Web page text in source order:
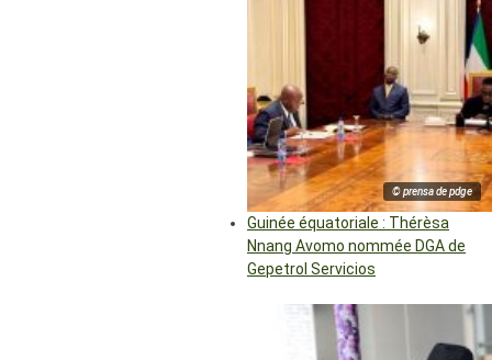
© prensa de pdge
Guinée équatoriale : Thérèsa
Nnang Avomo nommée DGA de
Gepetrol Servicios